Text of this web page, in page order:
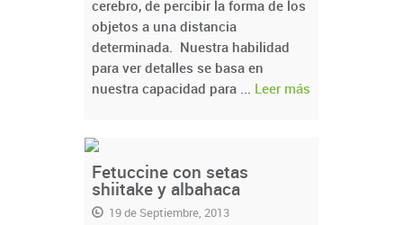
cerebro, de percibir la forma de los
objetos a una distancia
determinada. Nuestra habilidad
para ver detalles se basa en
nuestra capacidad para ... Leer más
Fetuccine con setas
shiitake y albahaca
19 de Septiembre, 2013